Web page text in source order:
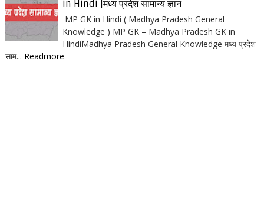
in Hindi |मध्य प्रदेश सामान्य ज्ञान
MP GK in Hindi ( Madhya Pradesh General
Knowledge ) MP GK – Madhya Pradesh GK in
HindiMadhya Pradesh General Knowledge मध्य प्रदेश
साम... Readmore